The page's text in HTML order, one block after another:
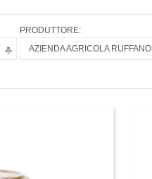
PRODUTTORE:
AZIENDA AGRICOLA RUFFANO